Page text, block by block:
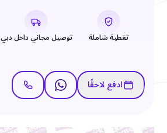
تغطية شاملة توصيل مجاني داخل دبي
ادفع لاحقًا